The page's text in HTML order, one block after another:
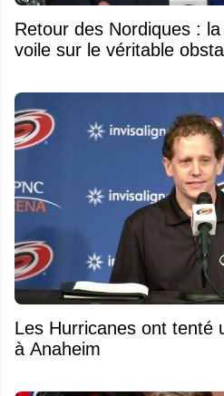
Retour des Nordiques :
voile sur le véritable
Les Hurricanes ont tenté
à Anaheim